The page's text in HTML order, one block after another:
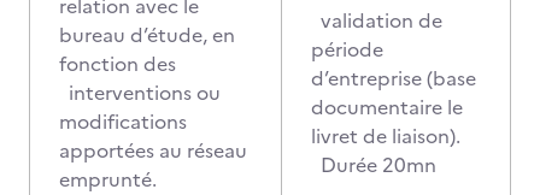
relation avec le
bureau d’étude, en
fonction des
interventions ou
modifications
apportées au réseau
emprunté.
validation de
période
d’entreprise (base
documentaire le
livret de liaison).
Durée 20mn